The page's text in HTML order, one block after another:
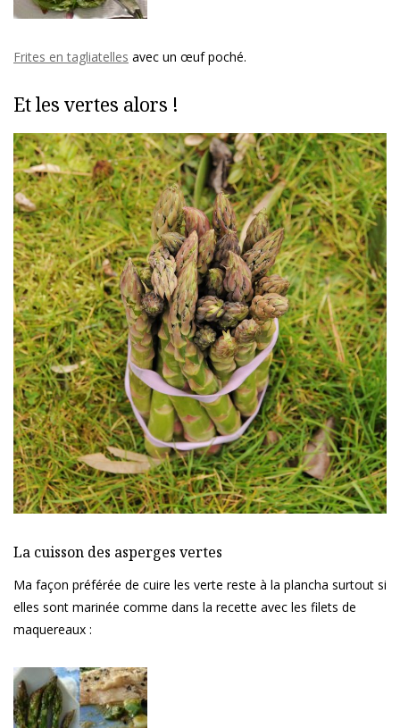
Frites en tagliatelles avec un œuf poché.
Et les vertes alors !
La cuisson des asperges vertes
Ma façon préférée de cuire les verte reste à la plancha surtout si
elles sont marinée comme dans la recette avec les filets de
maquereaux :